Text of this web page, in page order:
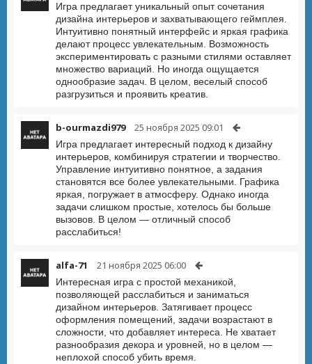
Игра предлагает уникальный опыт сочетания
дизайна интерьеров и захватывающего геймплея.
Интуитивно понятный интерфейс и яркая графика
делают процесс увлекательным. Возможность
экспериментировать с разными стилями оставляет
множество вариаций. Но иногда ощущается
однообразие задач. В целом, веселый способ
разгрузиться и проявить креатив.
b-ourmazdi979 25 ноября 2025 09:01
Игра предлагает интересный подход к дизайну
интерьеров, комбинируя стратегии и творчество.
Управление интуитивно понятное, а задания
становятся все более увлекательными. Графика
яркая, погружает в атмосферу. Однако иногда
задачи слишком простые, хотелось бы больше
вызовов. В целом — отличный способ
расслабиться!
alfa-71 21 ноября 2025 06:00
Интересная игра с простой механикой,
позволяющей расслабиться и заниматься
дизайном интерьеров. Затягивает процесс
оформления помещений, задачи возрастают в
сложности, что добавляет интереса. Не хватает
разнообразия декора и уровней, но в целом —
неплохой способ убить время.